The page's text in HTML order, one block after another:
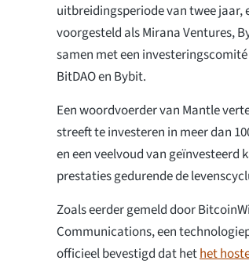
uitbreidingsperiode van twee
voorgesteld als Mirana Ventures,
samen met een
BitDAO en Bybit.
Een woordvoerder van Mantle
streeft te investeren in meer dan
en een veelvoud van geïnvesteerd
prestaties gedurende de
Zoals eerder gemeld door
Communications, een
officieel bevestigd dat hethet